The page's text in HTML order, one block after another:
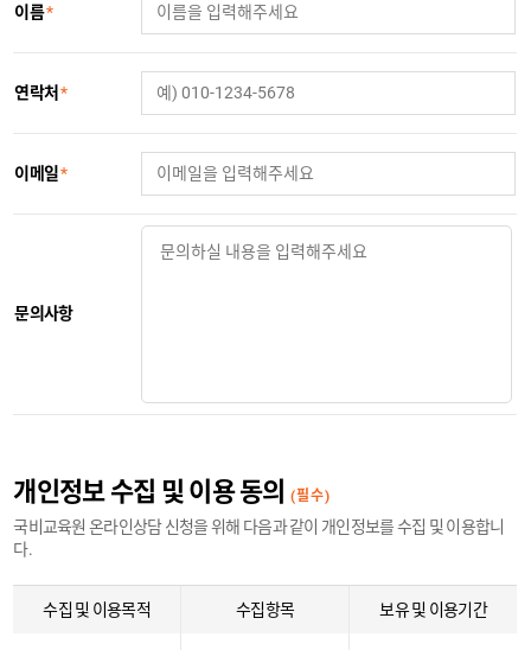
이름*
연락처 *
이메일*
문의사항
개인정보 수집 및 이용 동의(필수)
국비교육원 온라인상담 신청을 위해 다음과 같이 개인정보를 수집 및 이용합니
다.
수집 및 이용목적 수집항목 보유 및 이용기간